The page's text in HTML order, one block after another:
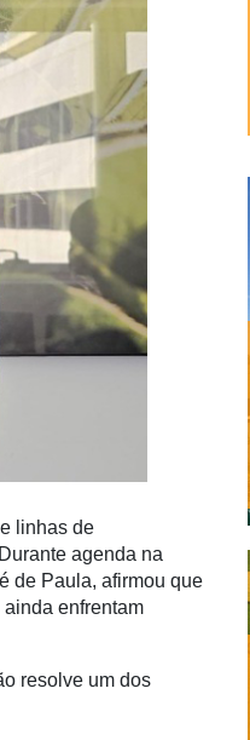
linhas de
agenda na
de Paula, afirmou que
enfrentam
resolve um dos